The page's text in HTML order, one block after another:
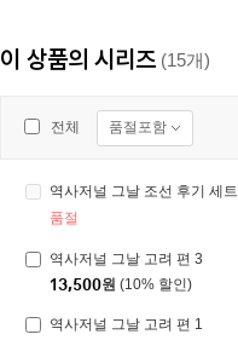
이 상품의 시리즈 (15개)
전체 품절포함
역사저널 그날 조선 후기 세트
품절
역사저널 그날 고려 편 3
13,500원 (10% 할인)
역사저널 그날 고려 편 1